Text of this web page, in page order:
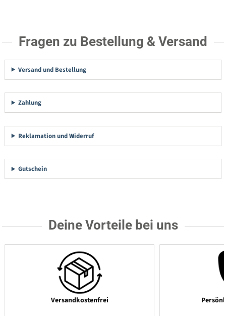
Fragen zu Bestellung & Versand
Versand und Bestellung
Zahlung
Reklamation und Widerruf
Gutschein
Deine Vorteile bei uns
Versandkostenfrei